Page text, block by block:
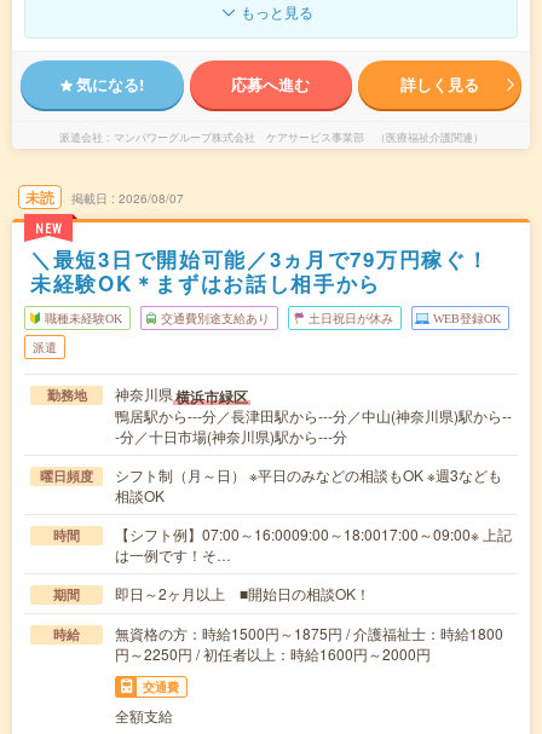
もっと見る
気になる! 応募へ進む 詳しく見る
派遣会社 マンパワーグループ株式会社 ケアサービス事業部 （医療福祉介護関連）
未読
NEW
掲載日 2026/08/07
＼最短3日で開始可能／3ヵ月で79万円稼ぐ！
未経験OK＊まずはお話し相手から
職種未経験OK 交通費別途支給あり 土日祝日が休み WEB登録OK
派遣
勤務地 神奈川県横浜市緑区
鴨居駅から---分／長津田駅から---分／中山(神奈川県)駅から--
-分／十日市場(神奈川県)駅から---分
曜日頻度
シフト制（月～日） ※平日のみなどの相談もOK ※週3なども
相談OK
時間
【シフト例】07:00～16:0009:00～18:0017:00～09:00※ 上記
は一例です！そ…
期間 即日～2ヶ月以上 ■開始日の相談OK！
時給
無資格の方：時給1500円～1875円 / 介護福祉士：時給1800
円～2250円 / 初任者以上：時給1600円～2000円
交通費
全額支給